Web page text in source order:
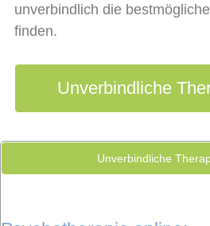
unverbindlich die
finden.
Unverbindliche
Unverbindliche